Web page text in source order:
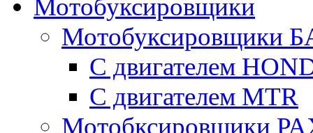
Мотобуксировщики
Мотобуксировщики
С двигателем
С двигателем MTR
Мотобксировщики